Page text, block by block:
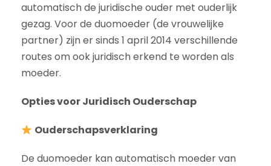
automatisch de juridische ouder met ouderlijk
gezag. Voor de duomoeder (de vrouwelijke
partner) zijn er sinds 1 april 2014 verschillende
routes om ook juridisch erkend te worden als
moeder.
Opties voor Juridisch Ouderschap
Ouderschapsverklaring
De duomoeder kan automatisch moeder van